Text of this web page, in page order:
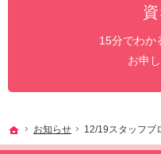
15分でわか
お申
ホーム
お知らせ 12/19スタッフブ